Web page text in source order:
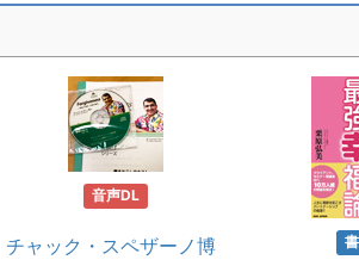
音声DL
チャック・スペザーノ博